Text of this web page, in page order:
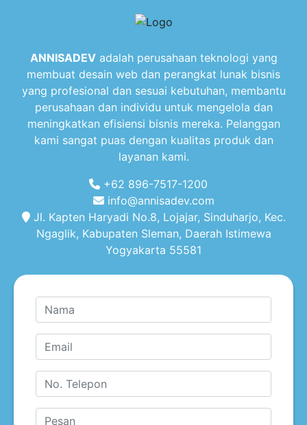
ANNISADEVadalah perusahaan teknologi yang
membuat desain web dan perangkat lunak bisnis
yang profesional dan sesuai kebutuhan, membantu
perusahaan dan individu untuk mengelola dan
meningkatkan efisiensi bisnis mereka. Pelanggan
kami sangat puas dengan kualitas produk dan
layanan kami.
+62 896-7517-1200
info@annisadev.com
Jl. Kapten Haryadi No.8, Lojajar, Sinduharjo, Kec.
Ngaglik, Kabupaten Sleman, Daerah Istimewa
Yogyakarta 55581